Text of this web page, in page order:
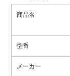
商品名
型番
メーカー